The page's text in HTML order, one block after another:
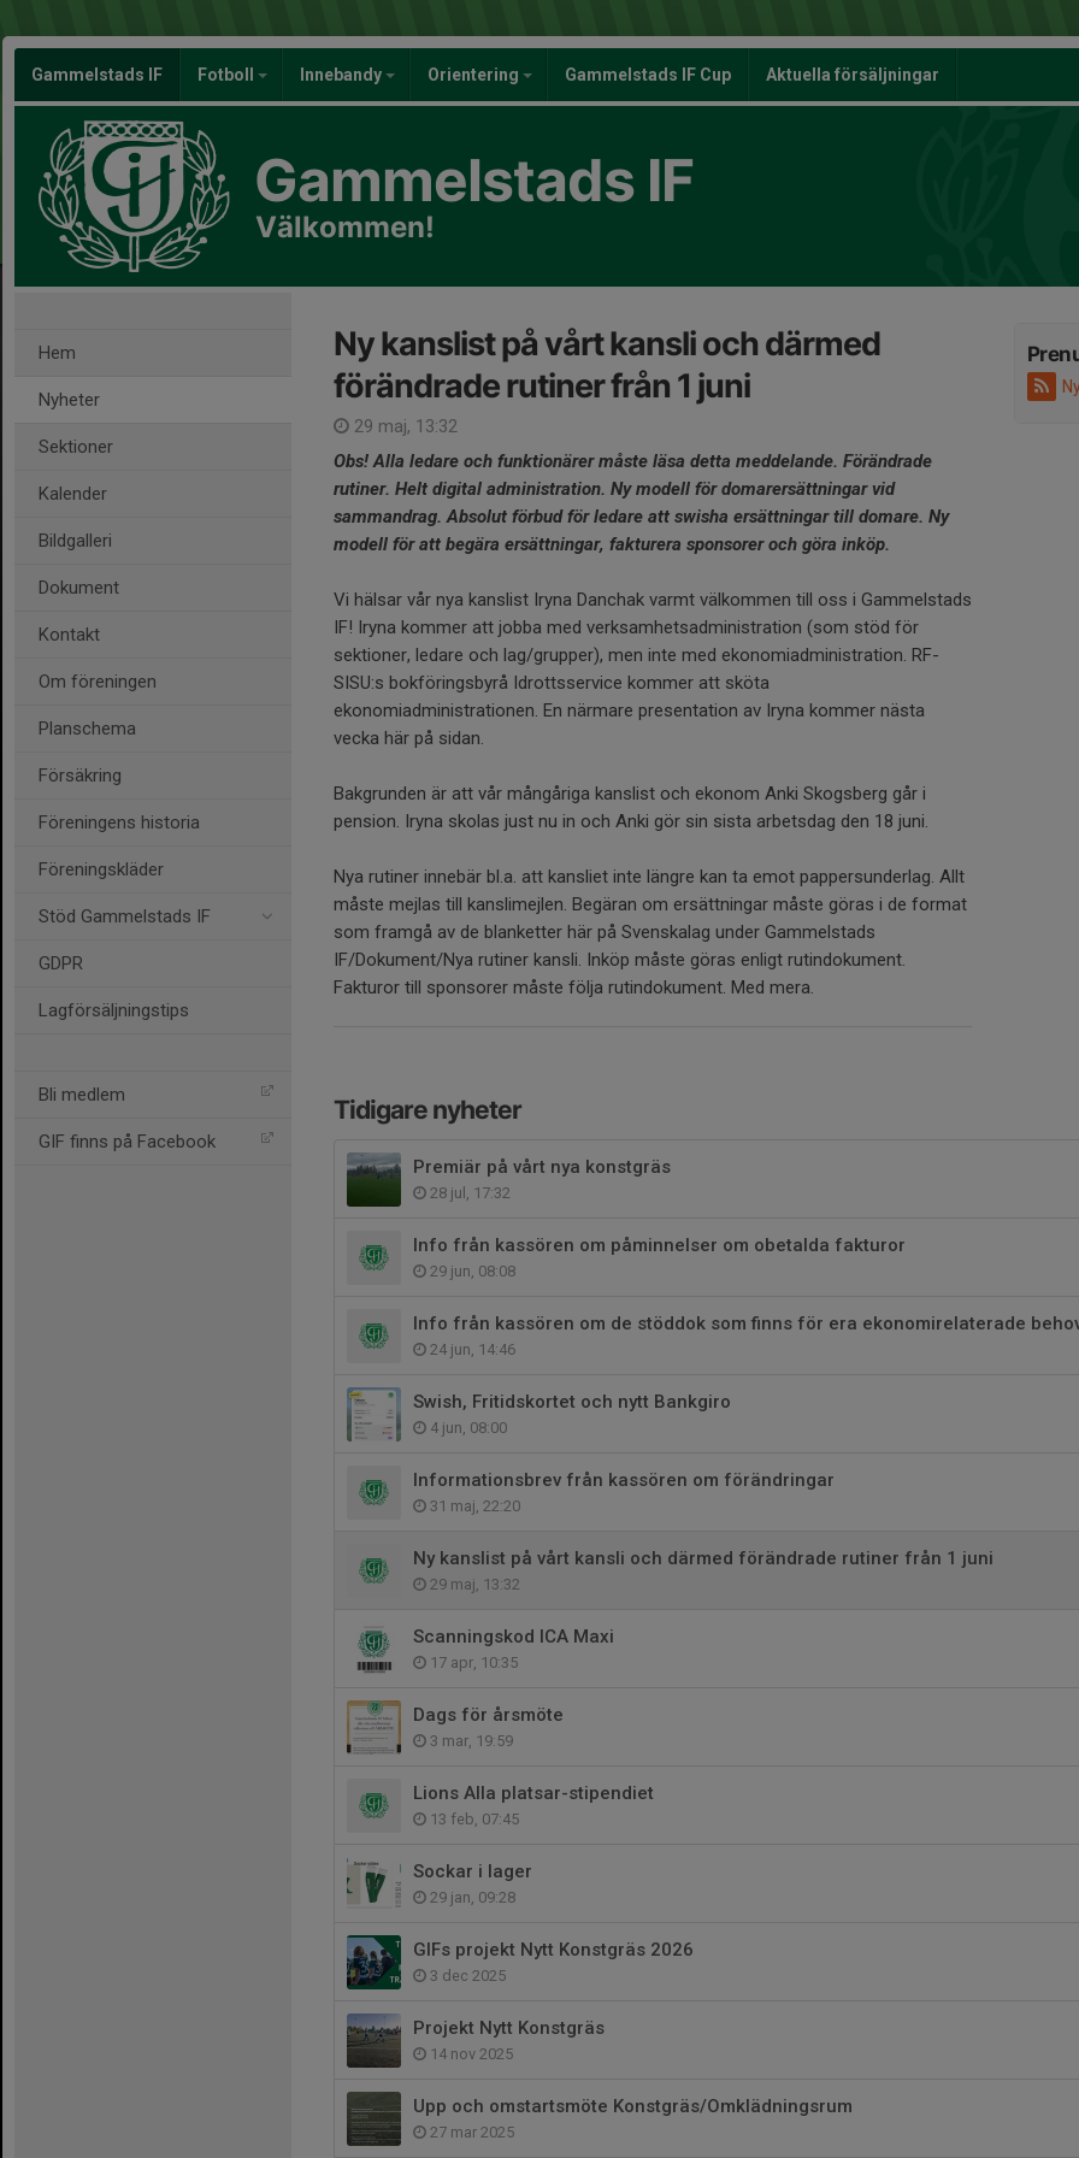
Gammelstads IF Fotboll Innebandy Orientering Gammelstads IF Cup Aktuella försäljningar
Gammelstads IF
Välkommen!
Hem
Nyheter
Sektioner
Kalender
Bildgalleri
Dokument
Kontakt
Om föreningen
Planschema
Försäkring
Föreningens historia
Föreningskläder
Stöd Gammelstads IF
GDPR
Lagförsäljningstips
Bli medlem
GIF finns på Facebook
Ny kanslist på vårt kansli och därmed
förändrade rutiner från 1 juni
29 maj, 13:32
Obs! Alla ledare och funktionärer måste läsa detta meddelande. Förändrade
rutiner. Helt digital administration. Ny modell för domarersättningar vid
sammandrag. Absolut förbud för ledare att swisha ersättningar till domare. Ny
modell för att begära ersättningar, fakturera sponsorer och göra inköp.
Vi hälsar vår nya kanslist Iryna Danchak varmt välkommen till oss i Gammelstads
IF! Iryna kommer att jobba med verksamhetsadministration (som stöd för
sektioner, ledare och lag/grupper), men inte med ekonomiadministration. RF-
SISU:s bokföringsbyrå Idrottsservice kommer att sköta
ekonomiadministrationen. En närmare presentation av Iryna kommer nästa
vecka här på sidan.
Bakgrunden är att vår mångåriga kanslist och ekonom Anki Skogsberg går i
pension. Iryna skolas just nu in och Anki gör sin sista arbetsdag den 18 juni.
Nya rutiner innebär bl.a. att kansliet inte längre kan ta emot pappersunderlag. Allt
måste mejlas till kanslimejlen. Begäran om ersättningar måste göras i de format
som framgå av de blanketter här på Svenskalag under Gammelstads
IF/Dokument/Nya rutiner kansli. Inköp måste göras enligt rutindokument.
Fakturor till sponsorer måste följa rutindokument. Med mera.
Tidigare nyheter
Premiär på vårt nya konstgräs
28 jul, 17:32
Info från kassören om påminnelser om obetalda fakturor
29 jun, 08:08
Info från kassören om de stöddok som finns för era ekonomirelaterade
24 jun, 14:46
Swish, Fritidskortet och nytt Bankgiro
4 jun, 08:00
Informationsbrev från kassören om förändringar
31 maj, 22:20
Ny kanslist på vårt kansli och därmed förändrade rutiner från 1 juni
29 maj, 13:32
Scanningskod ICA Maxi
17 apr, 10:35
Dags för årsmöte
3 mar, 19:59
Lions Alla platsar-stipendiet
13 feb, 07:45
Sockar i lager
29 jan, 09:28
GIFs projekt Nytt Konstgräs 2026
3 dec 2025
Projekt Nytt Konstgräs
14 nov 2025
Upp och omstartsmöte Konstgräs/Omklädningsrum
27 mar 2025